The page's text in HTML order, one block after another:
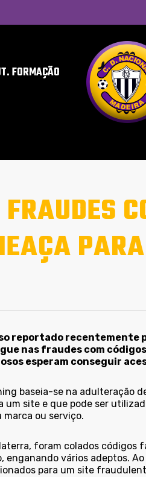
FORMAÇÃO
reportado recentemente
nas fraudes com
esperam conseguir
baseia-se na adulteração
um site e que pode ser
marca ou serviço.
foram colados códigos
enganando vários adeptos.
para um site